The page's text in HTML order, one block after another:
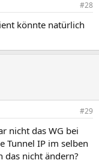
#28
könnte natürlich
#29
nicht das WG bei
Tunnel IP im selben
das nicht ändern?